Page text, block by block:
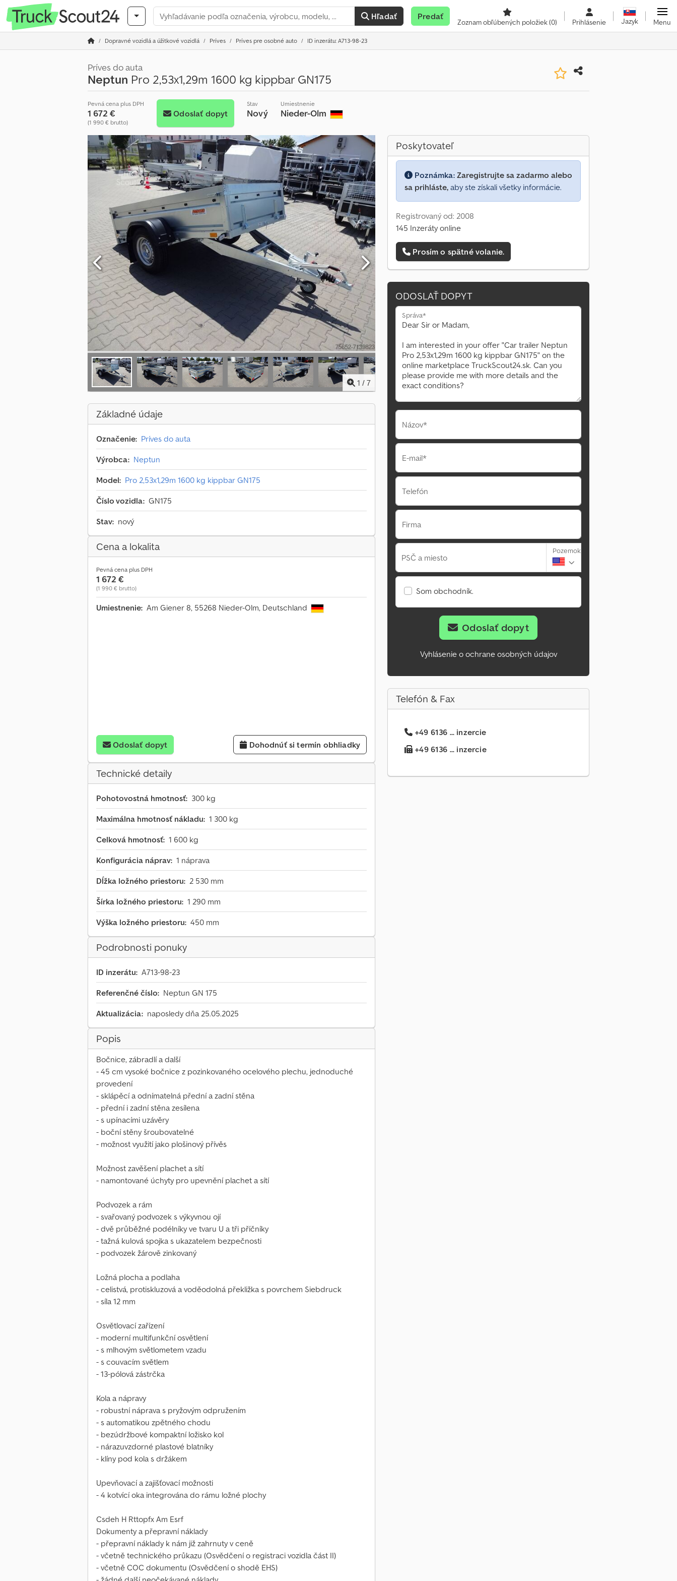
Hľadať Predať
Zoznam obľúbených položiek(0) Prihlásenie Jazyk Menu
Dopravné vozidlá a úžitkové vozidlá Príves Príves pre osobné auto ID inzerátu: A713-98-23
Príves do auta
Neptun Pro 2,53x1,29m 1600 kg kippbar GN175
Pevná cena plus DPH
1 672 €
(1 990 € brutto)
Odoslať dopyt
Stav
Nový
Umiestnenie
Nieder-Olm
1 / 7
Základné údaje
Označenie: Príves do auta
Výrobca: Neptun
Model: Pro 2,53x1,29m 1600 kg kippbar GN175
Číslo vozidla: GN175
Stav: nový
Cena a lokalita
Pevná cena plus DPH
1 672 €
(1 990 € brutto)
Umiestnenie: Am Giener 8, 55268 Nieder-Olm, Deutschland
Odoslať dopyt Dohodnúť si termín obhliadky
Technické detaily
Pohotovostná hmotnosť: 300 kg
Maximálna hmotnosť nákladu: 1 300 kg
Celková hmotnosť: 1 600 kg
Konfigurácia náprav: 1 náprava
Dĺžka ložného priestoru: 2 530 mm
Šírka ložného priestoru: 1 290 mm
Výška ložného priestoru: 450 mm
Podrobnosti ponuky
ID inzerátu: A713-98-23
Referenčné číslo: Neptun GN 175
Aktualizácia: naposledy dňa 25.05.2025
Popis
Bočnice, zábradlí a další
- 45 cm vysoké bočnice z pozinkovaného ocelového plechu, jednoduché
provedení
- sklápěcí a odnímatelná přední a zadní stěna
- přední i zadní stěna zesílena
- s upínacími uzávěry
- boční stěny šroubovatelné
- možnost využití jako plošinový přívěs
Možnost zavěšení plachet a sítí
- namontované úchyty pro upevnění plachet a sítí
Podvozek a rám
- svařovaný podvozek s výkyvnou ojí
- dvě průběžné podélníky ve tvaru U a tři příčníky
- tažná kulová spojka s ukazatelem bezpečnosti
- podvozek žárově zinkovaný
Ložná plocha a podlaha
- celistvá, protiskluzová a voděodolná překližka s povrchem Siebdruck
- síla 12 mm
Osvětlovací zařízení
- moderní multifunkční osvětlení
- s mlhovým světlometem vzadu
- s couvacím světlem
- 13-pólová zástrčka
Kola a nápravy
- robustní náprava s pryžovým odpružením
- s automatikou zpětného chodu
- bezúdržbové kompaktní ložisko kol
- nárazuvzdorné plastové blatníky
- klíny pod kola s držákem
Upevňovací a zajišťovací možnosti
- 4 kotvící oka integrována do rámu ložné plochy
Csdeh H Rttopfx Am Esrf
Dokumenty a přepravní náklady
- přepravní náklady k nám již zahrnuty v ceně
- včetně technického průkazu (Osvědčení o registraci vozidla část II)
- včetně COC dokumentu (Osvědčení o shodě EHS)
Poskytovateľ
Poznámka: Zaregistrujte sa zadarmo alebo
sa prihláste, aby ste získali všetky informácie.
Registrovaný od: 2008
145 Inzeráty online
Prosím o spätné volanie.
ODOSLAŤ DOPYT
Správa*
Názov*
E-mail*
Telefón
Firma
PSČ a miesto
Pozemok
Som obchodník.
Odoslať dopyt
Vyhlásenie o ochrane osobných údajov
Telefón & Fax
+49 6136 ... inzercie
+49 6136 ... inzercie